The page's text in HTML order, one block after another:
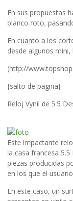
En sus propuestas
blanco roto,
En cuanto a los
desde algunos
(http://
{salto de pagina}
Reloj Vynil de 5.5
Este impactante
la casa francesa
piezas producidas
en los que el
En este caso, un